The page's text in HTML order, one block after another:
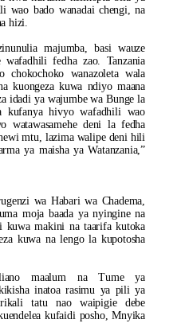
wao bado wanadai chengi, na
hizi.
majumba, basi wauze
wafadhili fedha zao. Tanzania
chokochoko wanazoleta wala
kuongeza kuwa ndiyo maana
idadi ya wajumbe wa Bunge la
kufanya hivyo wafadhili wao
watawasamehe deni la fedha
mtu, lazima walipe deni hili
ya maisha ya Watanzania,”
wa Habari wa Chadema,
moja baada ya nyingine na
kuwa makini na taarifa kutoka
kuwa na lengo la kupotosha
maalum na Tume ya
inatoa rasimu ya pili ya
tatu nao waipigie debe
kufaidi posho, Mnyika